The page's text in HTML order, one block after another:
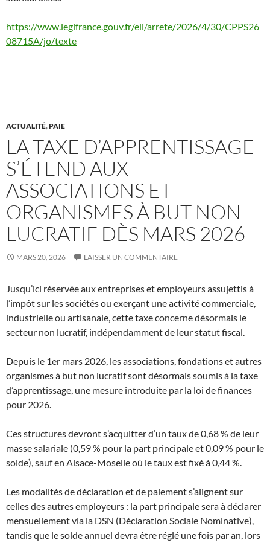
https://www.legifrance.gouv.fr/eli/arrete/2026/4/30/CPPS26
08715A/jo/texte
ACTUALITÉ,PAIE
LA TAXE D’APPRENTISSAGE
S’ÉTEND AUX
ASSOCIATIONS ET
ORGANISMES À BUT NON
LUCRATIF DÈS MARS 2026
MARS 20, 2026 LAISSER UN COMMENTAIRE
Jusqu’ici réservée aux entreprises et employeurs assujettis à
l’impôt sur les sociétés ou exerçant une activité commerciale,
industrielle ou artisanale, cette taxe concerne désormais le
secteur non lucratif, indépendamment de leur statut fiscal.
Depuis le 1er mars 2026, les associations, fondations et autres
organismes à but non lucratif sont désormais soumis à la taxe
d’apprentissage, une mesure introduite par la loi de finances
pour 2026.
Ces structures devront s’acquitter d’un taux de 0,68 % de leur
masse salariale (0,59 % pour la part principale et 0,09 % pour le
solde), sauf en Alsace-Moselle où le taux est fixé à 0,44 %.
Les modalités de déclaration et de paiement s’alignent sur
celles des autres employeurs : la part principale sera à déclarer
mensuellement via la DSN (Déclaration Sociale Nominative),
tandis que le solde annuel devra être réglé une fois par an, lors